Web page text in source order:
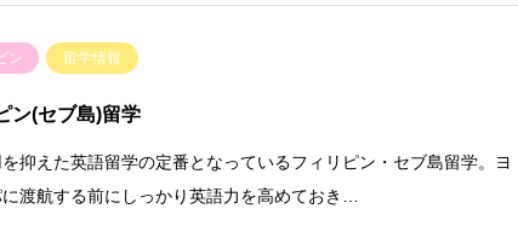
ン 留学情報
ン(セブ島)留学
抑えた英語留学の定番となっているフィリピン・セブ島留学。ヨ
渡航する前にしっかり英語力を高めておき…